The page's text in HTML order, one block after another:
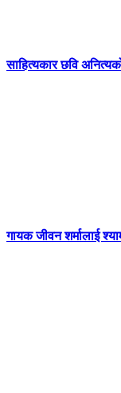
साहित्यकार छवि
गायक जीवन शर्मालाई